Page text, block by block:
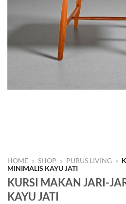
HOME » SHOP » PURUS LIVING »
MINIMALIS KAYU JATI
KURSI MAKAN JARI-
KAYU JATI